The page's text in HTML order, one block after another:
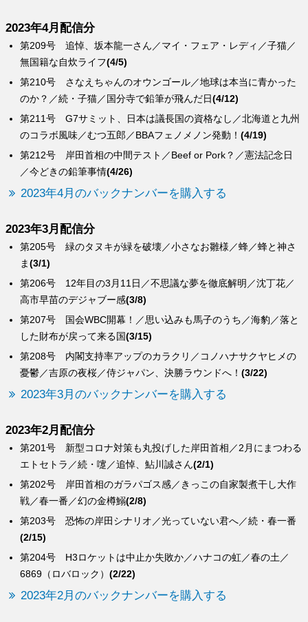
2023年4月配信分
第212号 岸田首相の中間テスト／Beef or Pork？／憲法記念日
／今どきの鉛筆事情(4/26)
第211号 G7サミット、日本は議長国の資格なし／北海道と九州
のコラボ風味／むつ五郎／BBAフェノメノン発動！(4/19)
第210号 さなえちゃんのオウンゴール／地球は本当に青かった
のか？／続・子猫／国分寺で鉛筆が飛んだ日(4/12)
第209号 追悼、坂本龍一さん／マイ・フェア・レディ／子猫／
無国籍な自炊ライフ(4/5)
2023年4月のバックナンバーを購入する
2023年3月配信分
第208号 内閣支持率アップのカラクリ／コノハナサクヤヒメの
憂鬱／吉原の夜桜／侍ジャパン、決勝ラウンドへ！(3/22)
第207号 国会WBC開幕！／思い込みも馬子のうち／海豹／落と
した財布が戻って来る国(3/15)
第206号 12年目の3月11日／不思議な夢を徹底解明／沈丁花／
高市早苗のデジャブー感(3/8)
第205号 緑のタヌキが緑を破壊／小さなお雛様／蜂／蜂と神さ
ま(3/1)
2023年3月のバックナンバーを購入する
2023年2月配信分
第204号 H3ロケットは中止か失敗か／ハナコの虹／春の土／
6869（ロバロック）(2/22)
第203号 恐怖の岸田シナリオ／光っていない君へ／続・春一番
(2/15)
第202号 岸田首相のガラパゴス感／きっこの自家製煮干し大作
戦／春一番／幻の金樽鰯(2/8)
第201号 新型コロナ対策も丸投げした岸田首相／2月にまつわる
エトセトラ／続・嚔／追悼、鮎川誠さん(2/1)
2023年2月のバックナンバーを購入する